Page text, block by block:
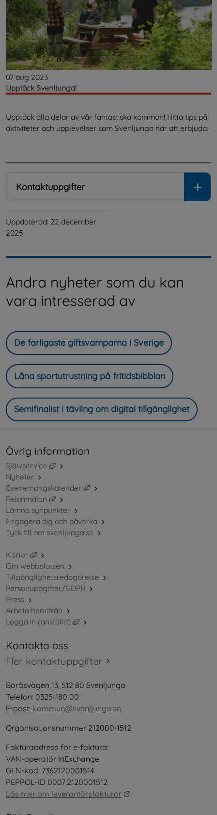
07 aug 2023
Upptäck Svenljunga!
Upptäck alla delar av vår fantastiska kommun! Hitta tips på
aktiviteter och upplevelser som Svenljunga har att erbjuda.
Kontaktuppgifter
Uppdaterad: 22 december
2025
Andra nyheter som du kan
vara intresserad av
De farligaste giftsvamparna i Sverige
Låna sportutrustning på fritidsbibblan
Semifinalist i tävling om digital tillgänglighet
Övrig information
Självservice
Länk till annan webbplats, öppnas i nytt fönster.
Nyheter
Evenemangskalender
Länk till annan webbplats, öppnas i
Felanmälan
Länk till annan webbplats, öppnas i nytt fönster.
Lämna synpunkter
Engagera dig och påverka
Tyck till om svenljunga.se
Kartor
Länk till annan webbplats, öppnas i nytt fönster.
Om webbplatsen
Tillgänglighetsredogörelse
Personuppgifter/GDPR
Press
Arbeta hemifrån
Logga in (anställd)
Länk till annan webbplats, öppnas i nytt
Kontakta oss
Fler kontaktuppgifter
Boråsvägen 13, 512 80 Svenljunga
Telefon: 0325-180 00
E-post: kommun@svenljunga.se
Organisationsnummer 212000-1512
Fakturaadress för e-faktura:
VAN-operatör InExchange
GLN-kod: 7362120001514
PEPPOL-ID 0007:2120001512
Läs mer om leverantörsfakturor